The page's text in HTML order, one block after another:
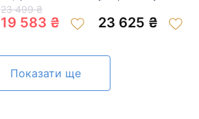
200634963
23 499 ₴
19 583 ₴
цирконом 01-
200946640
23 625 ₴
Показати ще